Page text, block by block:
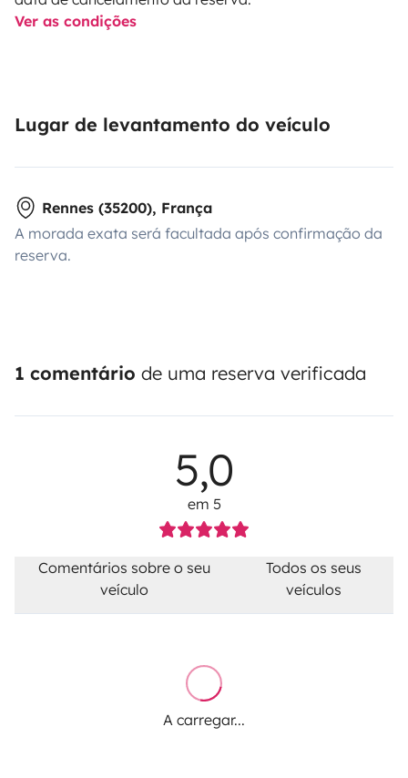
Ver as condições
Lugar de levantamento do veículo
Rennes (35200), França
A morada exata será facultada após confirmação da
reserva.
1 comentário de uma reserva verificada
5,0
em 5
Comentários sobre o seu
veículo
Todos os seus
veículos
A carregar...